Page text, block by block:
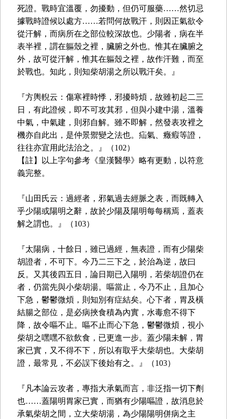
死證。戰時宜溫覆，勿擾動，但仍可服藥……然切忌
據戰時證候以處方……若問何故戰汗，則因正氣欲令
從汗解，而病所在之部位較深故也。少陽者，病在半
表半裡，謂在軀殼之裡，臟腑之外也。惟其在臟腑之
外，故可從汗解，惟其在軀殼之裡，故作汗難，而至
於戰也。知此，則知柴胡湯之所以戰汗矣。』
『方輿輗云：傷寒裡時悸，邪擾時煩，故雖初起二三
日，有此證候，即不可攻其邪，但與小建中湯，溫養
中氣，中氣建，則邪自解。雖不即解，然發表攻裡之
機亦自此出，是仲景禦變之法也。疝氣、癥瘕等證，
往往亦宜用此法治之。』（102）
【註】以上字句參考《皇漢醫學》略有更動，以符意
義完整。
『山田氏云：過經者，邪氣過去經脈之表，而既轉入
乎少陽或陽明之辭，故於少陽及陽明每每稱焉，蓋表
解之謂也。』（103）
『太陽病，十餘日，雖已過經，無表證，而有少陽柴
胡證者，不可下。今乃二三下之，於治為逆，故曰
反。又其後四五日，論日期已入陽明，若柴胡證仍在
者，仍當先與小柴胡湯。嘔當止，今乃不止，且加心
下急，鬱鬱微煩，則知別有症結矣。心下者，胃及橫
結腸之部位，是必病挾食積為內實，水毒愈不得下
降，故令嘔不止。嘔不止而心下急，鬱鬱微煩，視小
柴胡之嘿嘿不欲飲食，已更進一步。蓋少陽未解，胃
家已實，又不得不下，所以有取乎大柴胡也。大柴胡
證，最常見，不必誤下後始有之。』（103）
『凡本論云攻者，專指大承氣而言，非泛指一切下劑
也……蓋陽明胃家已實，而猶有少陽嘔證，故消息於
承氣柴胡之間，立大柴胡湯，為少陽陽明併病之主